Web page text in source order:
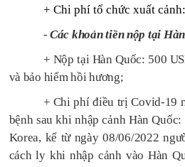
+ Chi phí tổ chức xuất cảnh:
- Các khoản tiền nộp tại
+ Nộp tại Hàn Quốc: 500
và bảo hiểm hồihương;
+ Chi phí điều trị Covid-19
bệnh sau khi nhập cảnh Hàn
Korea, kể từ ngày 08/06/2022
cách ly khi nhập cảnh vào Hàn